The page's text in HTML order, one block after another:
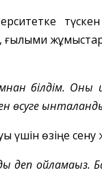
ғылыми
білдім. Оның
өсуге
үшін өзіңе
деп ойламаңыз.